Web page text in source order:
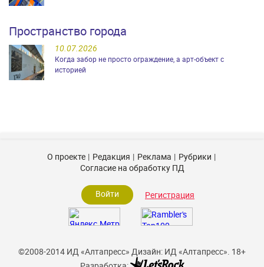
Пространство города
10.07.2026
Когда забор не просто ограждение, а арт-объект с
историей
©2008-2014 ИД «Алтапресс» Дизайн: ИД «Алтапресс». 18+
О проекте Редакция Реклама
Рубрики
Согласие на обработку ПД
Войти Регистрация